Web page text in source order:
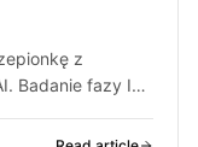
z
Badanie fazy I